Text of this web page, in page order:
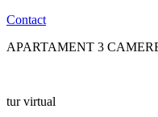
Contact
APARTAMENT 3
tur virtual